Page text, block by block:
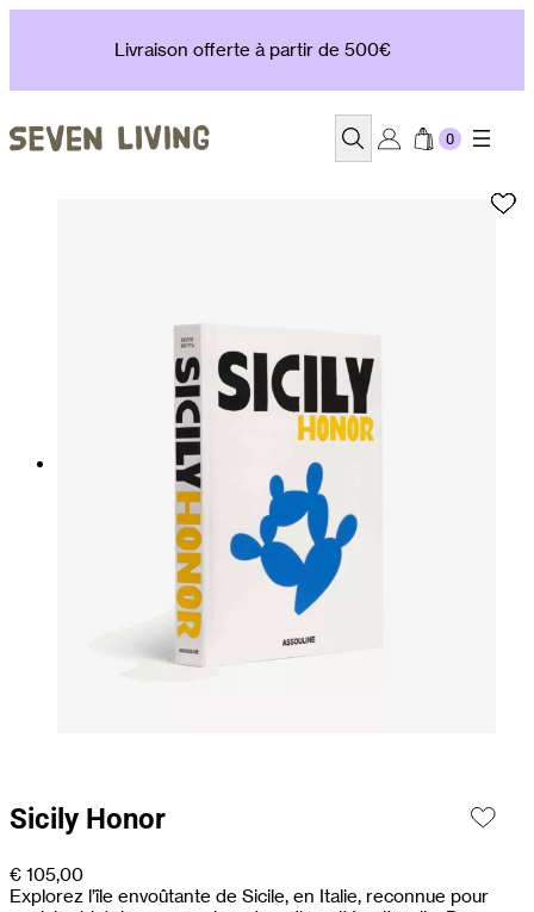
Livraison offerte à partir de 500€
Recherche
Sicily Honor
€ 105,00
Explorez l’île envoûtante de Sicile, en Italie, reconnue pour